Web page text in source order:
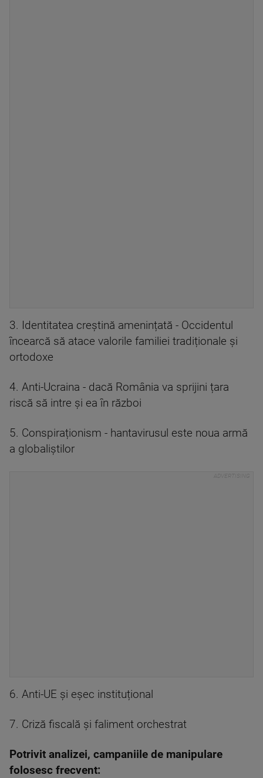
3. Identitatea creștină amenințată - Occidentul
încearcă să atace valorile familiei tradiționale și
ortodoxe
4. Anti-Ucraina - dacă România va sprijini țara
riscă să intre și ea în război
5. Conspiraționism - hantavirusul este noua armă
a globaliștilor
6. Anti-UE și eșec instituțional
7. Criză fiscală și faliment orchestrat
Potrivit analizei, campaniile de manipulare
folosesc frecvent: